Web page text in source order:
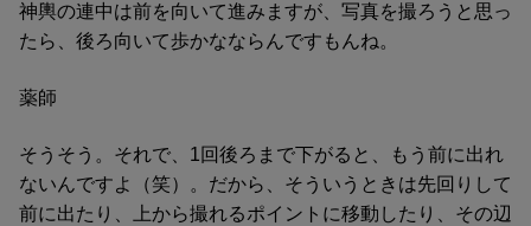
神輿の連中は前を向いて進みますが、写真を撮ろうと思っ
たら、後ろ向いて歩かなならんですもんね。
薬師
そうそう。それで、1回後ろまで下がると、もう前に出れ
ないんですよ（笑）。だから、そういうときは先回りして
前に出たり、上から撮れるポイントに移動したり、その辺